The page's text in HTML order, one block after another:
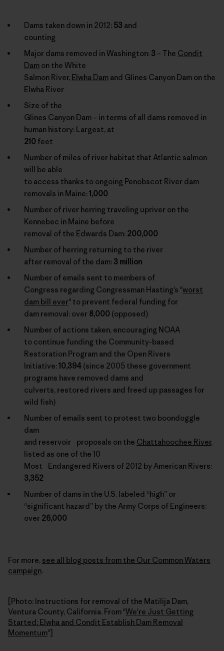
Dams taken down in 2012: 53 and
counting
Major dams removed in Washington: 3 – The Condit
Dam on the White
Salmon River, Elwha Dam and Glines Canyon Dam on the
Elwha River
Size of the
Glines Canyon Dam – in terms of all dams removed in
human history: Largest, at
210 feet
Number of miles of river habitat that Atlantic salmon
will be able
to access thanks to ongoing Penobscot River dam
removals in Maine: 1,000
Number of river herring traveling upriver on the
Kennebec in Maine before
removal of the Edwards Dam: 200,000
Number of herring returning to the river
after removal of the dam: 3 million
Number of emails sent to members of
Congress regarding Congressman Hasting’s "worst
dam bill ever" to prevent federal funding for
dam removal: over 8,000 (opposed)
Number of actions taken, encouraging NOAA
to continue funding the Community-based
Restoration Program and the Open Rivers
Initiative: 10,394 (since 2005 these government
programs have removed dams and
culverts, restored rivers and freed up passages for
wild fish)
Number of emails sent to protest two boondoggle
dam
and reservoir proposals on the Chattahoochee River,
listed as one of the 10
Most Endangered Rivers of 2012 by American Rivers:
3,352
Number of dams in the U.S. labeled “high” or
“significant hazard” by the Army Corps of Engineers:
over 26,000
For more, see all blog posts from the Our Common Waters
campaign.
[Photo: Instructions for removal of the Matilija Dam,
Ventura County, California. From "We're Just Getting
Started: Elwha and Condit Establish Dam Removal
Momentum"]